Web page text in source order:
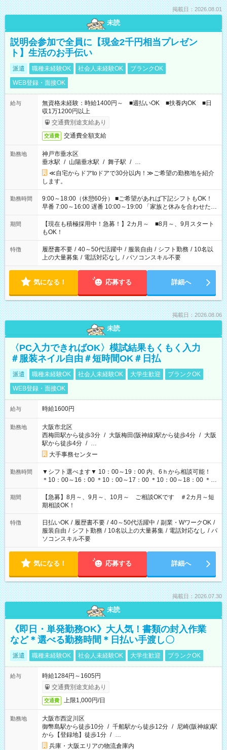
掲載日：2026.08.01
未読
説明会参加で全員に【現金2千円相当プレゼン
ト】生活のお手伝い
派遣 職種未経験OK 社会人未経験OK
ブランクOK
WEB登録・面接OK
給与
無資格未経験：時給1400円～ ■週払いOK ■扶養内OK ■日
収1万1200円以上
交通費別途支給あり
交通費 交通費全額支給
勤務地
神戸市垂水区
垂水駅 / 山陽垂水駅 / 舞子駅 / …
≪自宅からドアtoドアで30分以内！≫ご希望の勤務地を紹介
します。
勤務時間
9:00～18:00（休憩60分） ■ご希望があれば下記シフトもOK！
早番 7:00～16:00 遅番 10:00～19:00 「家族と休みを合わせた
い」 「余裕を持って夕飯の準備がしたい」 「できれば残業はし
たくない」 など、ご希望を教えてくださいね。 ※Wワーク希望
の方へ 今ご覧のお仕事で希望する勤務時間と、もう1つのお仕事
の勤務時間。 合計で週40時間を超える場合は応募できません。
期間
【現在も積極採用中！急募！】2カ月～ ■8月～、9月スタート
もOK！
特徴 履歴書不要 / 40～50代活躍中 / 服装自由 / シフト勤務 / 10名以
上の大量募集 / 電話対応なし / パソコンスキル不要
気になる！ 応募する 詳細へ
掲載日：2026.08.06
未読
〈PC入力できればOK〉模試結果もくもく入力
＃服装ネイル自由＃短時間OK＃日払
派遣 職種未経験OK 社会人未経験OK 大学生歓迎
ブランクOK
WEB登録・面接OK
給与 時給1600円
勤務地
大阪市北区
西梅田駅から徒歩3分 / 大阪梅田(阪神線)駅から徒歩4分 / 大阪
駅から徒歩4分 / …
大手事務センター
勤務時間
▼シフト選べます▼ 10：00～19：00 内、6ｈから相談可能！
＊10：00～16：00 ＊10：00～17：00 ＊10：00～18：00 ＊
11：00～19：00 ＊12：00～19：00 ＊13：00～19：00
期間
【急募】8月～、9月～、10月～ ご相談OKです ＃2カ月～短
期相談OK！
特徴 日払いOK / 履歴書不要 / 40～50代活躍中 / 副業・WワークOK /
服装自由 / シフト勤務 / 10名以上の大量募集 / 電話対応なし / パ
ソコンスキル不要
気になる！ 応募する 詳細へ
掲載日：2026.07.30
未読
《即日・単発勤務OK》大人気！書類の封入作業
など＊選べる勤務時間＊日払い手渡し〇
派遣 職種未経験OK 社会人未経験OK 大学生歓迎 ブランクOK
給与
時給1284円～1605円
交通費別途支給あり
交通費 上限1,000円/日
勤務地
大阪市西淀川区
御幣島駅から徒歩10分 / 千船駅から徒歩12分 / 尼崎(阪神線)駅
から【登録地】徒歩1分 / …
兵庫・大阪エリアの物流倉庫内